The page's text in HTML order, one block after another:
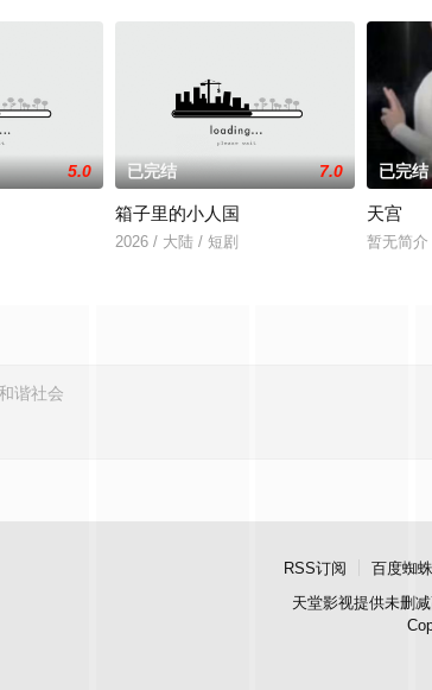
5.0 已完结 7.0
箱子里的小人国
2026 / 大陆 / 短剧
已完结
天宫
暂无简介
RSS订阅 百度蜘蛛
天堂影视提供未删